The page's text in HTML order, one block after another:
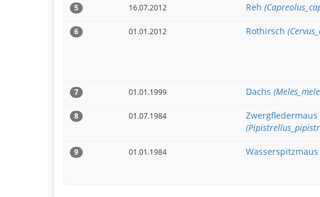
5 16.07.2012 Reh
6 01.01.2012 Rothirsch
7 01.01.1999 Dachs
8 01.07.1984
Zwergfledermaus
9 01.01.1984 Wasserspitzmaus